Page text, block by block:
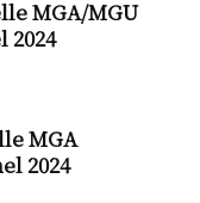
MGA/MGU
2024
MGA
2024